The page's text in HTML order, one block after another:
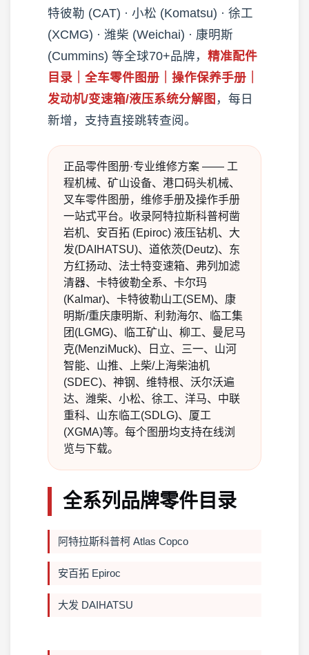
特彼勒 (CAT) · 小松 (Komatsu) · 徐工
(XCMG) · 潍柴 (Weichai) · 康明斯
(Cummins) 等全球70+品牌， 精准配件
目录｜全车零件图册｜操作保养手册｜
发动机/变速箱/液压系统分解图 ，每日
新增，支持直接跳转查阅。
正品零件图册·专业维修方案 —— 工
程机械、矿山设备、港口码头机械、
叉车零件图册，维修手册及操作手册
一站式平台。收录阿特拉斯科普柯凿
岩机、安百拓 (Epiroc) 液压钻机、大
发(DAIHATSU)、道依茨(Deutz)、东
方红扬动、法士特变速箱、弗列加滤
清器、卡特彼勒全系、卡尔玛
(Kalmar)、卡特彼勒山工(SEM)、康
明斯/重庆康明斯、利勃海尔、临工集
团(LGMG)、临工矿山、柳工、曼尼马
克(MenziMuck)、日立、三一、山河
智能、山推、上柴/上海柴油机
(SDEC)、神钢、维特根、沃尔沃遍
达、潍柴、小松、徐工、洋马、中联
重科、山东临工(SDLG)、厦工
(XGMA)等。每个图册均支持在线浏
览与下载。
全系列品牌零件目录
阿特拉斯科普柯 Atlas Copco
安百拓 Epiroc
大发 DAIHATSU